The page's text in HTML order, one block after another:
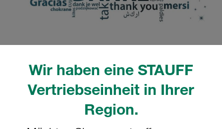
Wir haben eine STAUFF
Vertriebseinheit in Ihrer
Region.
Weiterführende
Informationen